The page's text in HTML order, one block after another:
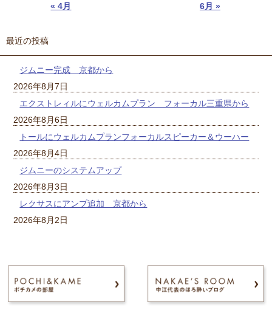
« 4月 6月 »
最近の投稿
ジムニー完成 京都から
2026年8月7日
エクストレィルにウェルカムプラン フォーカル三重県から
2026年8月6日
トールにウェルカムプランフォーカルスピーカー＆ウーハー
2026年8月4日
ジムニーのシステムアップ
2026年8月3日
レクサスにアンプ追加 京都から
2026年8月2日